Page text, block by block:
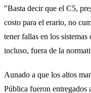
"Basta decir que el C5,
costo para el erario, no
tener fallas en los
incluso, fuera de la
Aunado a que los altos
Pública fueron entregados